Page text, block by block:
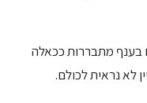
בענף מתבררות ככאלה
לא נראית לכולם.